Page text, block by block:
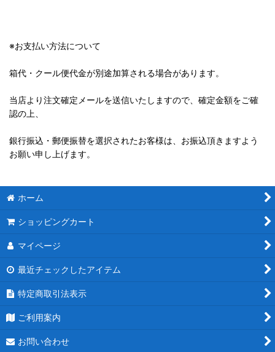
※お支払い方法について
箱代・クール便代金が別途加算される場合があります。
当店より注文確定メールを送信いたしますので、確定金額をご確
認の上、
銀行振込・郵便振替を選択されたお客様は、お振込頂きますよう
お願い申し上げます。
ホーム
ショッピングカート
マイページ
最近チェックしたアイテム
特定商取引法表示
ご利用案内
お問い合わせ